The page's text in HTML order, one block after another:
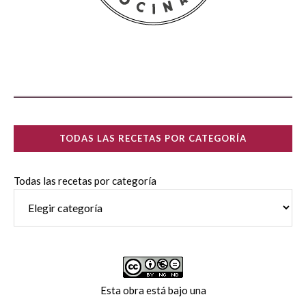
TODAS LAS RECETAS POR CATEGORÍA
Todas las recetas por categoría
Esta obra está bajo una